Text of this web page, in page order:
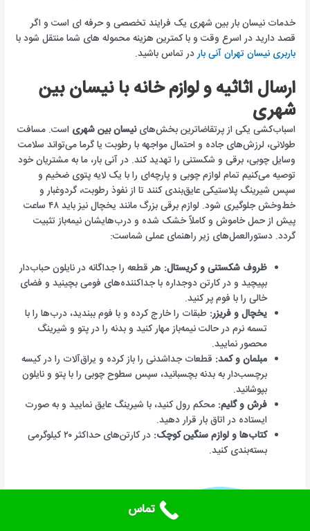
خدمات نیسان بار بین شهری یک فرایند تخصصی و حرفه ای است و اگر
قصد دارید در اسرع وقت و با کمترین هزینه محموله های شما منتقل شود با
باربری نیسان تهران آنی باردر تماس باشید.
ارسال اثاثیه و لوازم خانه با نیسان بین
شهری
اسباب‌کشی یکی از پرتقاضاترین بخش‌هاینیسان بین شهری است. مسافت
طولانی، لرزش‌های جاده و احتمال مواجهه با رطوبت یا گرما می‌تواند سلامت
وسایل چوبی، برقی و شکستنی را تهدید کند. در آنی بار، ما به مشتریان خود
توصیه می‌کنیم تمام لوازم چوبی و پارچه‌ای را با یک لایه پتوی ضخیم و
سپس شیرینگ پلاستیکی عایق‌بندی کنند تا از نفوذ رطوبت، گردوغبار و
خط‌وخش جلوگیری شود. لوازم برقی بزرگ مانند یخچال نیز باید ۴۸ ساعت
پیش از حمل خاموش و کاملاً خشک شده و درب‌هایشان نیمه‌باز تثبیت
گردد. دستورالعمل‌های زیر راهنمای عملی شماست:
ظروف شکستنی و کریستال: هر قطعه را جداگانه در نایلون حباب‌دار
بپیچید و در کارتن دوجداره با جداکننده‌های فومی بچینید و فضای
خالی را با فوم پر کنید.
یخچال و فریزر: طبقات را خارج کرده و با فوم ببندید، درب‌ها را با
تسمه نرم در حالت نیمه‌باز مهار کنید و بدنه را در پتو و شیرینگ
محصور نمایید.
مبلمان و کمد: قطعات جداشدنی را باز کرده و یراق‌آلات را در کیسه
برچسب‌دار به بدنه بچسبانید، سپس سطوح چوبی را با پتو و نایلون
بپوشانید.
فرش و گلیم: محکم رول کنید، با شیرینگ عایق نمایید و به صورت
ایستاده در اتاق بار قرار دهید.
کتاب‌ها و لوازم سنگین کوچک:
در کارتن‌های حداکثر ۲۰ کیلوگرمی
بسته‌بندی کنید.
تماس